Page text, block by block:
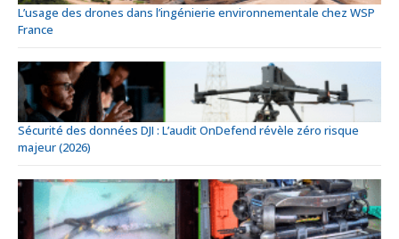
L’usage des drones dans l’ingénierie environnementale chez WSP
France
Sécurité des données DJI : L’audit OnDefend révèle zéro risque
majeur (2026)